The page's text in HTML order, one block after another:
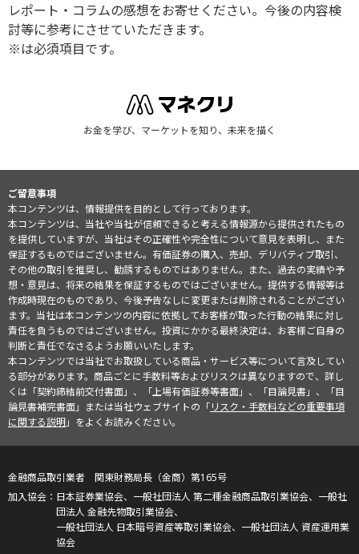
レポート・コラムの感想をお寄せください。今後の内容検
討等に参考にさせていただきます。
※は必須項目です。
お金を学び、マーケットを知り、未来を描く
ご留意事項
本コンテンツは、情報提供を目的として行っております。
本コンテンツは、当社や当社が信頼できると考える情報源から提供されたもの
を提供していますが、当社はその正確性や完全性について意見を表明し、また
保証するものではございません。有価証券の購入、売却、デリバティブ取引、
その他の取引を推奨し、勧誘するものではありません。また、過去の実績や予
想・意見は、将来の結果を保証するものではございません。提供する情報等は
作成時現在のものであり、今後予告なしに変更または削除されることがござい
ます。当社は本コンテンツの内容に依拠してお客様が取った行動の結果に対し
責任を負うものではございません。投資にかかる最終決定は、お客様ご自身の
判断と責任でなさるようお願いいたします。
本コンテンツでは当社でお取扱している商品・サービス等について言及してい
る部分があります。商品ごとに手数料等およびリスクは異なりますので、詳し
くは「契約締結前交付書面」、「上場有価証券等書面」、「目論見書」、「目
論見書補完書面」または当社ウェブサイトの「リスク・手数料などの重要事項
に関する説明」をよくお読みください。
金融商品取引業者 関東財務局長（金商）第165号
日本証券業協会、一般社団法人 第二種金融商品取引業協会、一般社
団法人 金融先物取引業協会、
一般社団法人 日本暗号資産等取引業協会、一般社団法人 資産運用業
協会